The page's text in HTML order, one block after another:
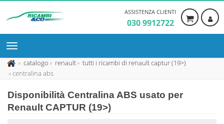
ASSISTENZA CLIENTI
030 9912722
catalogo renault
tutti i ricambi di renault captur (19>)
centralina abs
Disponibilità Centralina ABS usato per
Renault CAPTUR (19>)